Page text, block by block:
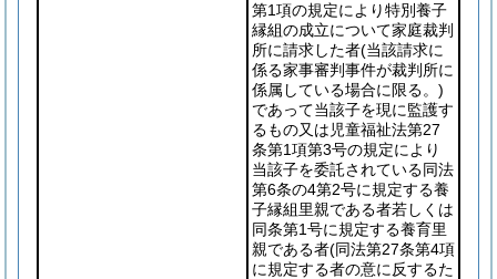
第1項の規定により特別養子
縁組の成立について家庭裁判
所に請求した者(当該請求に
係る家事審判事件が裁判所に
係属している場合に限る。)
であって当該子を現に監護す
るもの又は児童福祉法第27
条第1項第3号の規定により
当該子を委託されている同法
第6条の4第2号に規定する養
子縁組里親である者若しくは
同条第1号に規定する養育里
親である者(同法第27条第4項
に規定する者の意に反するた